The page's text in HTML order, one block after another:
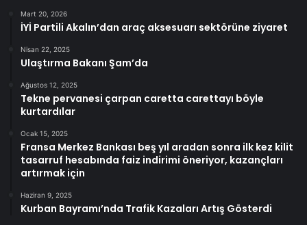
Mart 20, 2026
İYİ Partili Akalın’dan araç aksesuarı sektörüne ziyaret
Nisan 22, 2025
Ulaştırma Bakanı Şam’da
Ağustos 12, 2025
Tekne pervanesi çarpan caretta carettayı böyle
kurtardılar
Ocak 15, 2025
Fransa Merkez Bankası beş yıl aradan sonra ilk kez kilit
tasarruf hesabında faiz indirimi öneriyor, kazançları
artırmak için
Haziran 9, 2025
Kurban Bayramı’nda Trafik Kazaları Artış Gösterdi